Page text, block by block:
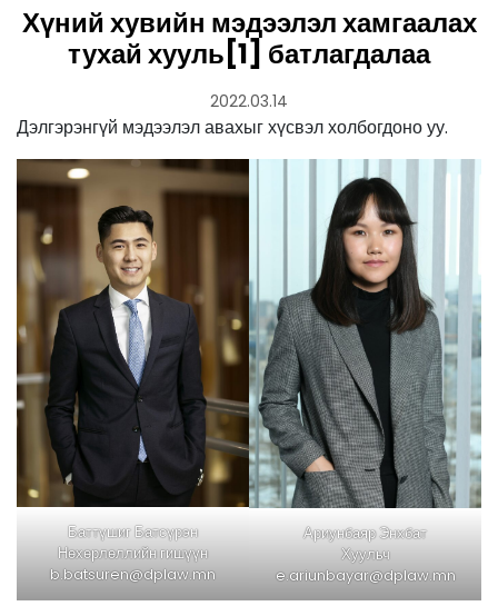
Хүний хувийн мэдээлэл хамгаалах
тухай хууль[1] батлагдалаа
2022.03.14
Дэлгэрэнгүй мэдээлэл авахыг хүсвэл холбогдоно уу.
Баттүшиг Батсүрэн
Нөхөрлөллийн гишүүн
b.batsuren@dplaw.mn
Ариунбаяр Энхбат
Хуульч
e.ariunbayar@dplaw.mn